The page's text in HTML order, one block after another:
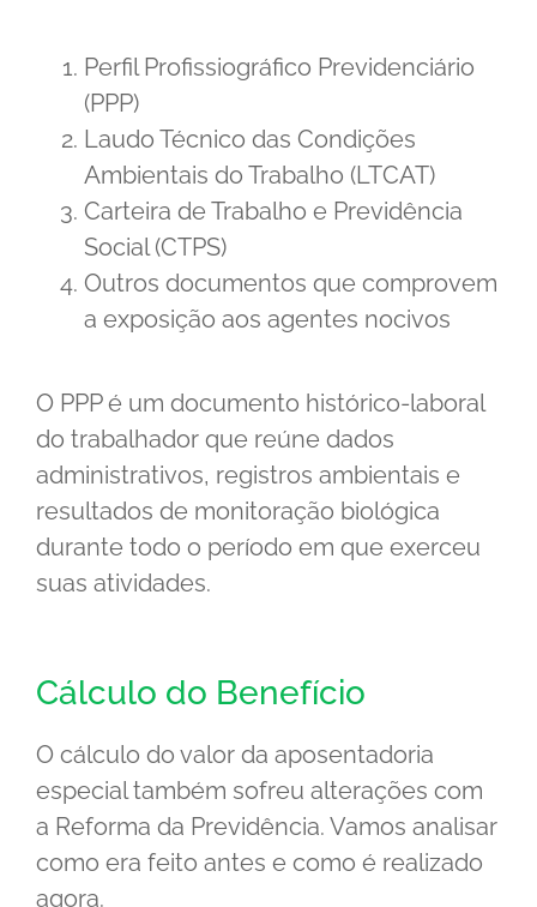
Perfil Profissiográfico Previdenciário
(PPP)
Laudo Técnico das Condições
Ambientais do Trabalho (LTCAT)
Carteira de Trabalho e Previdência
Social (CTPS)
Outros documentos que comprovem
a exposição aos agentes nocivos
O PPP é um documento histórico-laboral
do trabalhador que reúne dados
administrativos, registros ambientais e
resultados de monitoração biológica
durante todo o período em que exerceu
suas atividades.
Cálculo do Benefício
O cálculo do valor da aposentadoria
especial também sofreu alterações com
a Reforma da Previdência. Vamos analisar
como era feito antes e como é realizado
agora.